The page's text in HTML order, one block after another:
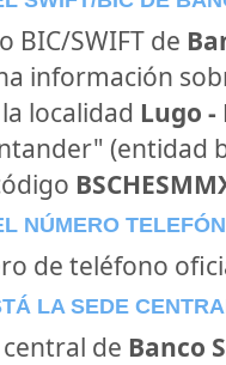
BIC/SWIFT de
información
localidad Lugo -
(entidad
NÚMERO
de teléfono
LA SEDE
central de Banco